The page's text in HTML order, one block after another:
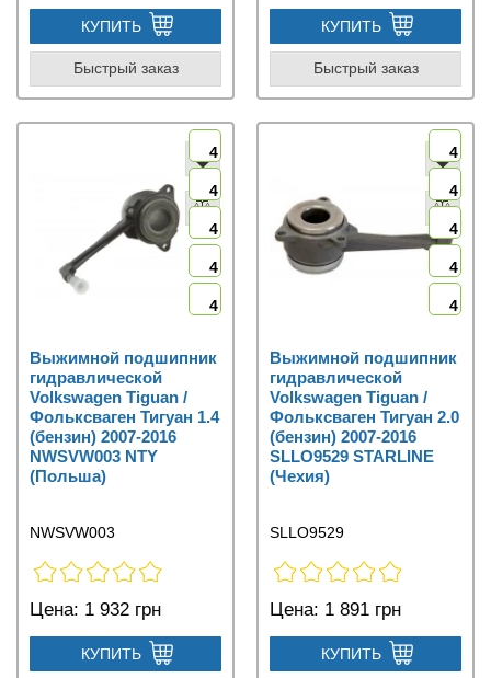
КУПИТЬ
Быстрый заказ
КУПИТЬ
Быстрый заказ
4
4
4
4
4
Выжимной подшипник
гидравлической
Volkswagen Tiguan /
Фольксваген Тигуан 1.4
(бензин) 2007-2016
NWSVW003 NTY
(Польша)
NWSVW003
Цена: 1 932 грн
КУПИТЬ
4
4
4
4
4
Выжимной подшипник
гидравлической
Volkswagen Tiguan /
Фольксваген Тигуан 2.0
(бензин) 2007-2016
SLLO9529 STARLINE
(Чехия)
SLLO9529
Цена: 1 891 грн
КУПИТЬ